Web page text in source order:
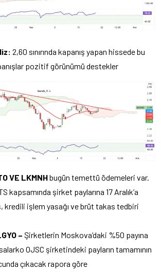
2,60 sınırında kapanış yapan hissede bu
pozitif görünümü destekler
VE LKMNHbugün temettü ödemeleri var.
kapsamında şirket paylarına 17 Aralık’a
kredili işlem yasağı ve brüt takas tedbiri
– Şirketlerin Moskova’daki %50 payına
OJSC şirketindeki payların tamamının
çıkacak rapora göre